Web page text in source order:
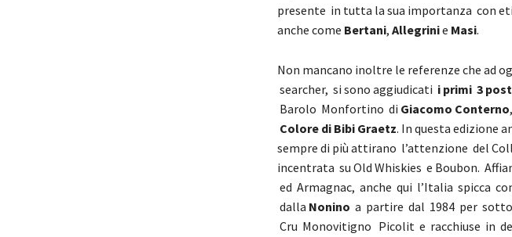
presente in tutta la sua importanza con
anche come Bertani, Allegrinie Masi.
Non mancano inoltre le referenze che ad
searcher, si sono aggiudicati i primi 3
Barolo Monfortino di Giacomo Conterno
Colore di Bibi Graetz. In questa edizione
sempre di più attirano l’attenzione del
incentrata su Old Whiskies e Boubon.
ed Armagnac, anche qui l’Italia spicca
dalla Nonino a partire dal 1984 per
Cru Monovitigno Picolit e racchiuse in